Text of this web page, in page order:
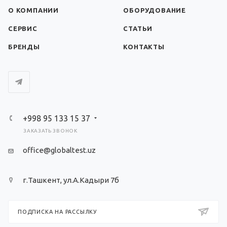
О КОМПАНИИ ОБОРУДОВАНИЕ
СЕРВИС СТАТЬИ
БРЕНДЫ КОНТАКТЫ
+998 95 133 15 37
ЗАКАЗАТЬ ЗВОНОК
office@globaltest.uz
г.Ташкент, ул.А.Кадыри 7б
ПОДПИСКА НА РАССЫЛКУ